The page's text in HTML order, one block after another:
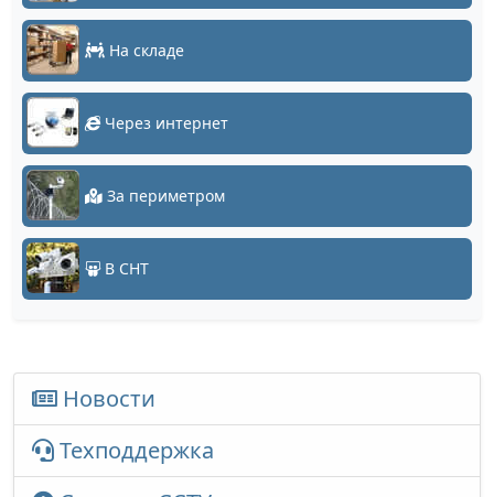
На складе
Через интернет
За периметром
В СНТ
Новости
Техподдержка